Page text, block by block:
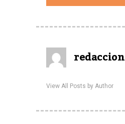
redaccion
View All Posts by Author